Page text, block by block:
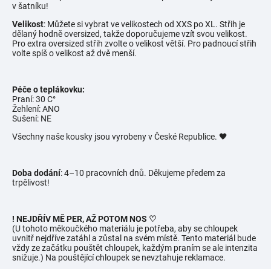
v šatníku!
Velikost: Můžete si vybrat ve velikostech od XXS po XL. Střih je
dělaný hodně oversized, takže doporučujeme vzít svou velikost.
Pro extra oversized střih zvolte o velikost větší. Pro padnoucí střih
volte spíš o velikost až dvě menší.
Péče o teplákovku:
Praní: 30 C°
Žehlení: ANO
Sušení: NE
Všechny naše kousky jsou vyrobeny v České Republice. 🖤
Doba dodání: 4–10 pracovních dnů. Děkujeme předem za
trpělivost!
! NEJDŘÍV MĚ PER, AŽ POTOM NOS ♡
(U tohoto měkoučkého materiálu je potřeba, aby se chloupek
uvnitř nejdříve zatáhl a zůstal na svém místě. Tento materiál bude
vždy ze začátku pouštět chloupek, každým praním se ale intenzita
snižuje.) Na pouštějící chloupek se nevztahuje reklamace.